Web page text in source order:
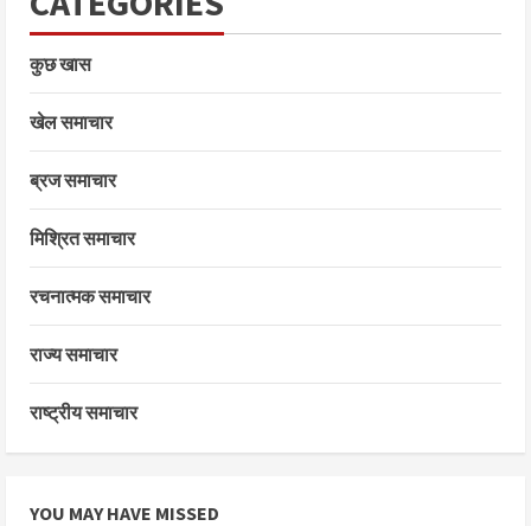
कुछ खास
खेल समाचार
ब्रज समाचार
मिश्रित समाचार
रचनात्मक समाचार
राज्य समाचार
राष्ट्रीय समाचार
YOU MAY HAVE MISSED